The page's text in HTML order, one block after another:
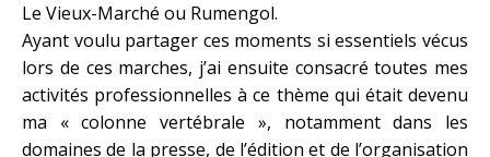
Le Vieux-Marché ou Rumengol.
Ayant voulu partager ces moments si essentiels vécus
lors de ces marches, j’ai ensuite consacré toutes mes
activités professionnelles à ce thème qui était devenu
ma « colonne vertébrale », notamment dans les
domaines de la presse, de l’édition et de l’organisation